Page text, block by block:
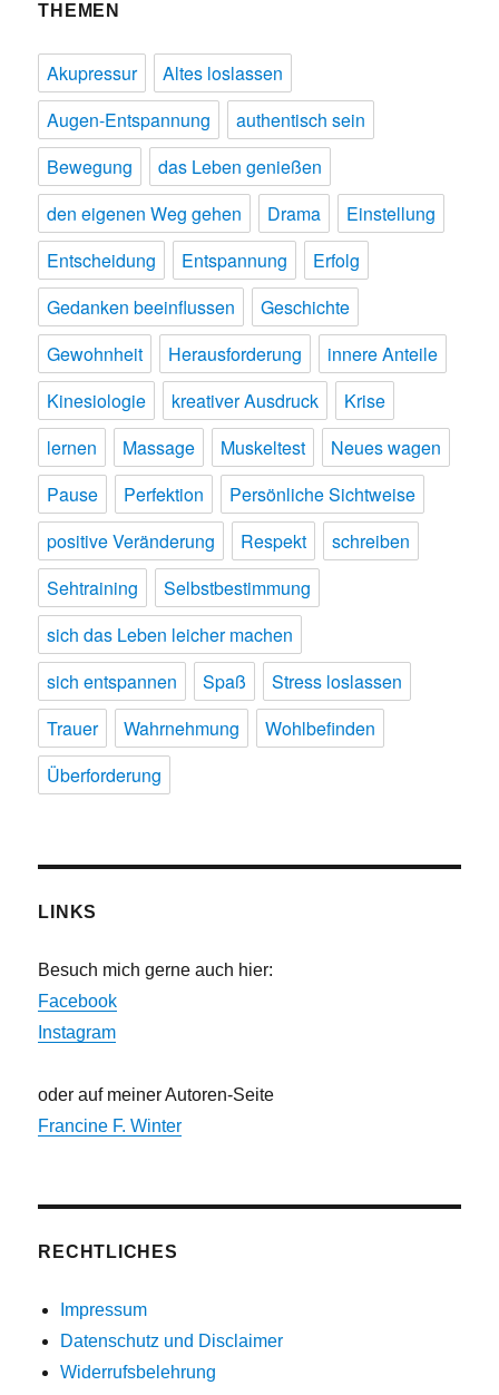
THEMEN
Akupressur
Altes loslassen
Augen-Entspannung
authentisch sein
Bewegung
das Leben genießen
den eigenen Weg gehen
Drama
Einstellung
Entscheidung
Entspannung
Erfolg
Gedanken beeinflussen
Geschichte
Gewohnheit
Herausforderung
innere Anteile
Kinesiologie
kreativer Ausdruck
Krise
lernen
Massage Muskeltest
Neues wagen
Pause
Perfektion
Persönliche Sichtweise
positive Veränderung
Respekt
schreiben
Sehtraining
Selbstbestimmung
sich das Leben leicher machen
sich entspannen
Spaß
Stress loslassen
Trauer
Wahrnehmung
Wohlbefinden
Überforderung
LINKS
Besuch mich gerne auch hier:
Facebook
Instagram
oder auf meiner Autoren-Seite
Francine F. Winter
RECHTLICHES
Impressum
Datenschutz und Disclaimer
Widerrufsbelehrung